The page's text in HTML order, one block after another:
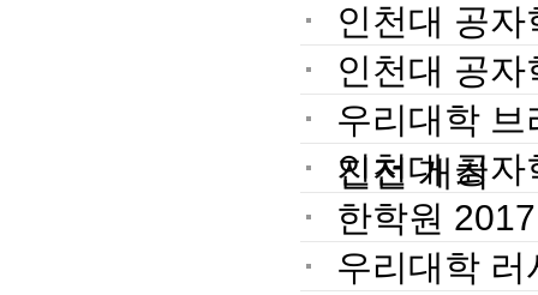
인천대 공
인천대 공
우리대학 브
진전 개최
인천대 공
한학원
우리대학 러